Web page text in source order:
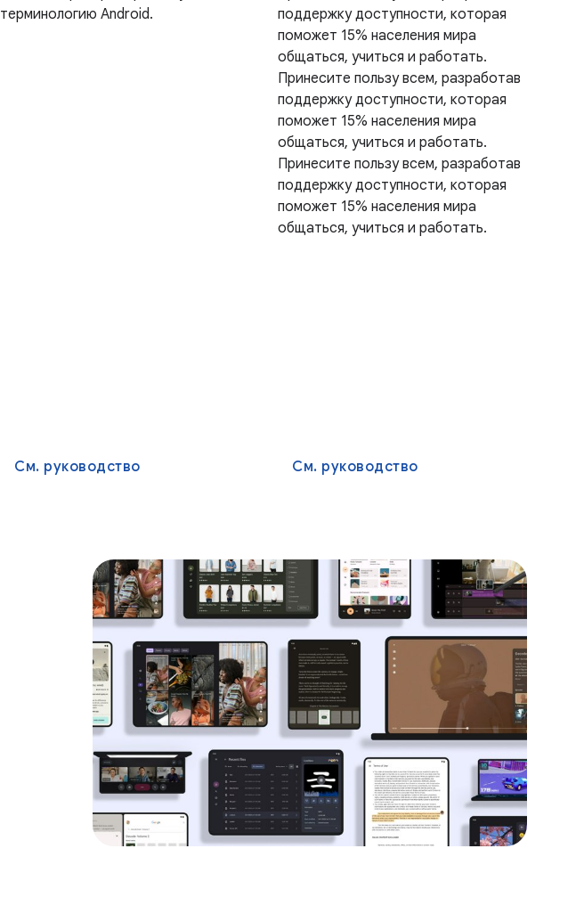
терминологию Android.
См. руководство
поддержку доступности, которая
поможет 15% населения мира
общаться, учиться и работать.
Принесите пользу всем, разработав
поддержку доступности, которая
поможет 15% населения мира
общаться, учиться и работать.
Принесите пользу всем, разработав
поддержку доступности, которая
поможет 15% населения мира
общаться, учиться и работать.
См. руководство